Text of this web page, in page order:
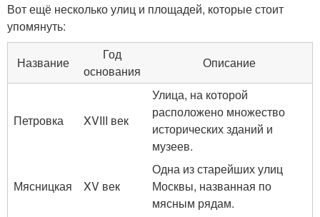
Вот ещё несколько улиц и площадей, которые стоит
упомянуть:
Название
Год
основания
Описание
Петровка XVIII век
Улица, на которой
расположено множество
исторических зданий и
музеев.
Мясницкая XV век
Одна из старейших улиц
Москвы, названная по
мясным рядам.